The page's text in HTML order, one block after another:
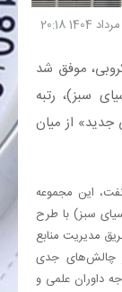
موفق شد
سبز)، رتبه
از میان
این مجموعه
سبز) با طرح
مدیریت منابع
چالش‌های جدی
داوران علمی و